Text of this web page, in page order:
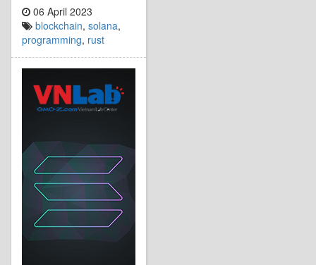
06 April 2023
blockchain, solana,
programming, rust